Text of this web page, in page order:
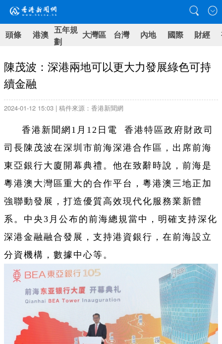
頭條 港澳 五年規
劃
大灣區 台灣 內地 國際 財經
陳茂波：深港兩地可以更大力發展綠色可持
續金融
2024-01-12 15:03 | 稿件來源：香港新聞網
香港新聞網1月12日電 香港特區政府財政司
司長陳茂波在深圳市前海深港合作區，出席前海
東亞銀行大廈開幕典禮。他在致辭時說，前海是
粵港澳大灣區重大的合作平台，粵港澳三地正加
強聯動發展，打造優質高效現代化服務業新體
系。中央3月公布的前海總規當中，明確支持深化
深港金融融合發展，支持港資銀行，在前海設立
分資機構，數據中心等。